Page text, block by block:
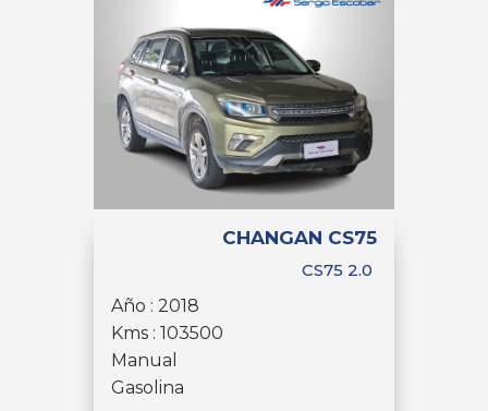
CHANGAN CS75
CS75 2.0
Año : 2018
Kms : 103500
Manual
Gasolina